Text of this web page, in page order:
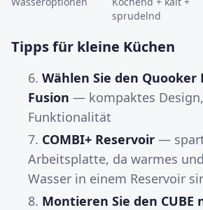
sprudelnd
Tipps für kleine Küchen
Wählen Sie den Quooker
Fusion — kompaktes
Funktionalität
COMBI+ Reservoir —
Arbeitsplatte, da warmes
Wasser in einem Reservoir
Montieren Sie den CUBE